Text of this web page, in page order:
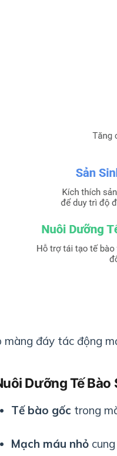
màng đáy tác động
Dưỡng Tế Bào
Tế bào gốc trong
Mạch máu nhỏcung